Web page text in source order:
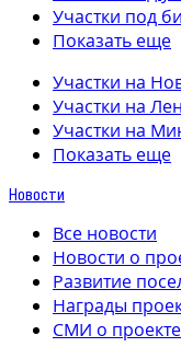
Участки под
Показать еще
Участки на
Участки на
Участки на
Показать еще
Новости
Все новости
Новости о
Развитие
Награды
СМИ о проекте